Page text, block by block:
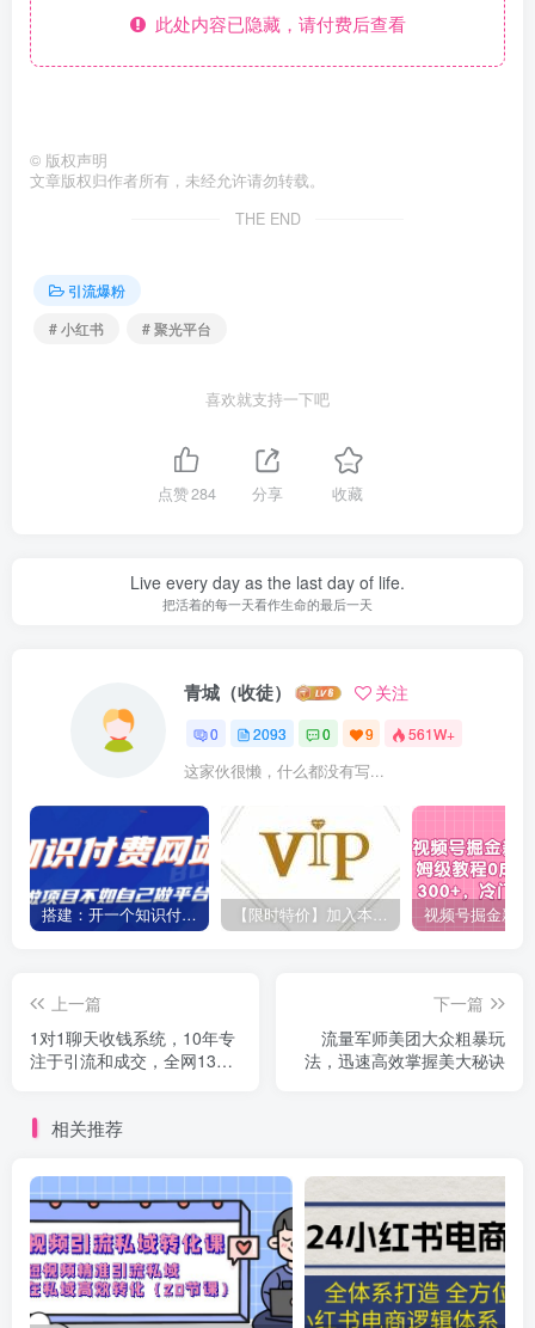
此处内容已隐藏，请付费后查看
© 版权声明
文章版权归作者所有，未经允许请勿转载。
THE END
引流爆粉
# 小红书
# 聚光平台
喜欢就支持一下吧
点赞284 分享 收藏
Live every day as the last day of life.
把活着的每一天看作生命的最后一天
青城（收徒） 关注
0 2093 0 9 561W+
这家伙很懒，什么都没有写...
搭建：开一个知识付费资源网站，24小时全自动赚钱！ 【限时特价】加入本站VIP会员，海量最新各大团队网赚内部教程全免费，每天持续更新！
上一篇
1对1聊天收钱系统，10年专
注于引流和成交，全网130
下一篇
流量军师美团大众粗暴玩
法，迅速高效掌握美大秘诀
相关推荐